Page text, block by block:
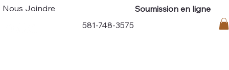
581-748-3575
Soumission en ligne
Nous Joindre